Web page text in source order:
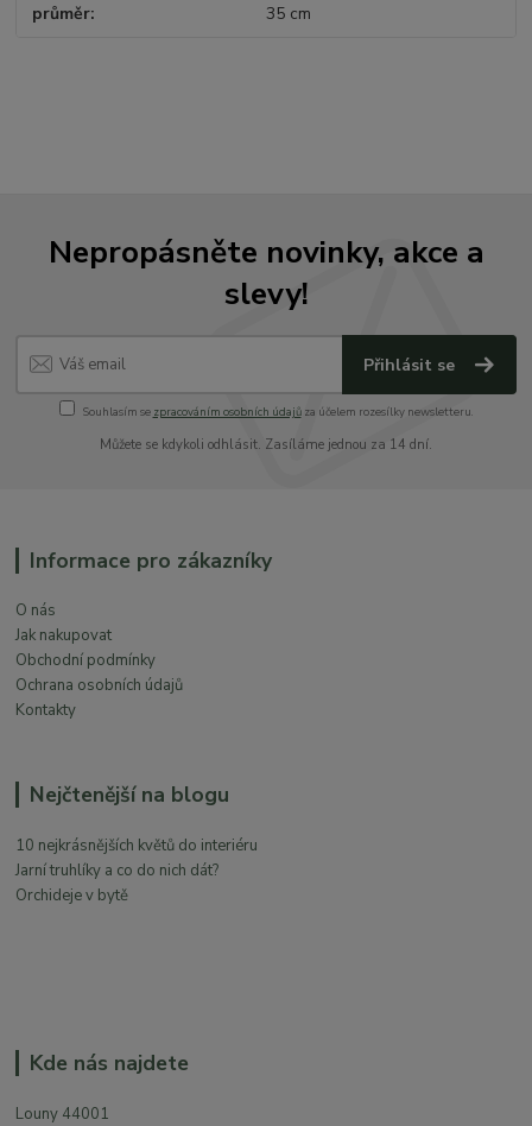
průměr 35 cm
Nepropásněte novinky, akce a
slevy!
Přihlásit se
Souhlasím se zpracováním osobních údajůza účelem rozesílky newsletteru.
Můžete se kdykoli odhlásit. Zasíláme jednou za 14 dní.
Informace pro zákazníky
O nás
Jak nakupovat
Obchodní podmínky
Ochrana osobních údajů
Kontakty
Nejčtenější na blogu
10 nejkrásnějších květů do interiéru
Jarní truhlíky a co do nich dát?
Orchideje v bytě
Kde nás najdete
Louny 44001